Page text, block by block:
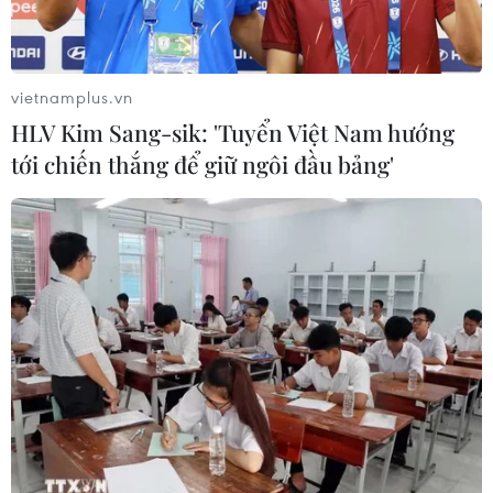
Iran nhằm vào các lực
lượng Mỹ.
NGHE
Iran ra điều kiện gì với
Mỹ trước khi mở lại Eo
biển Hormuz?
Iran tuyên bố Eo biển
Ukraine tiếp tục dội UAV
vào kho hàng của nền
tảng bán lẻ lớn tại Nga
Các lực lượng Ukraine đã
vietnamplus.vn
HLV Kim Sang-sik: 'Tuyển Việt Nam hướng
tới chiến thắng để giữ ngôi đầu bảng'